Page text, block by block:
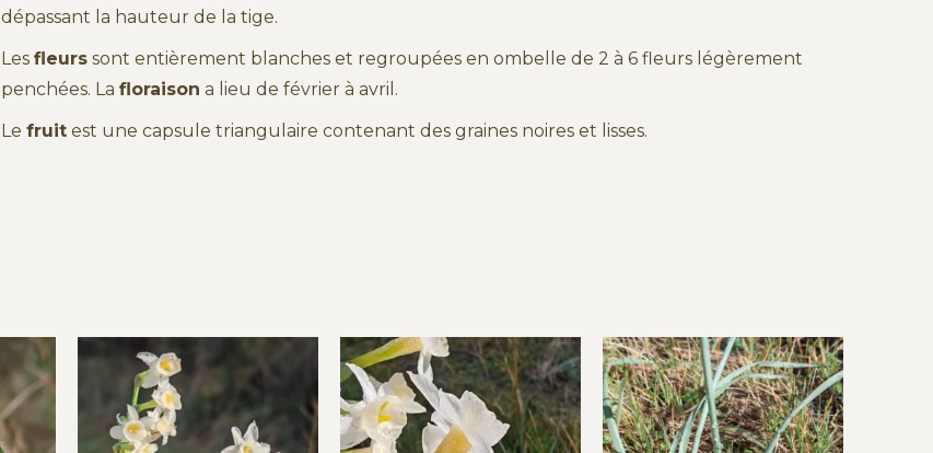
dépassant la hauteur de la tige.
Les fleurs sont entièrement blanches et regroupées en ombelle de 2 à 6 fleurs légèrement
penchées. La floraison a lieu de février à avril.
Le fruit est une capsule triangulaire contenant des graines noires et lisses.